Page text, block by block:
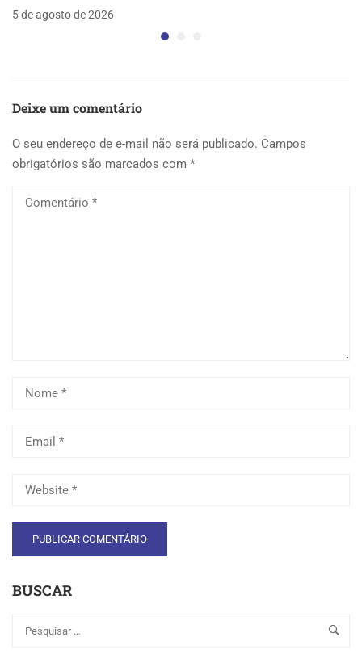
5 de agosto de 2026
Deixe um comentário
O seu endereço de e-mail não será publicado. Campos
obrigatórios são marcados com *
BUSCAR